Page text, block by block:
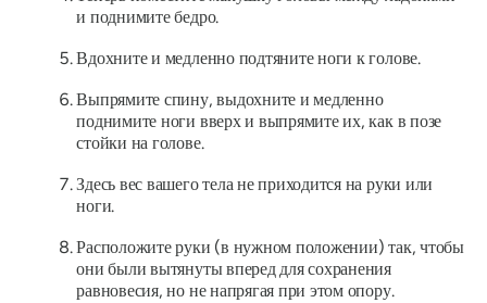
и поднимите бедро.
Вдохните и медленно подтяните ноги к голове.
Выпрямите спину, выдохните и медленно
поднимите ноги вверх и выпрямите их, как в позе
стойки на голове.
Здесь вес вашего тела не приходится на руки или
ноги.
Расположите руки (в нужном положении) так, чтобы
они были вытянуты вперед для сохранения
равновесия, но не напрягая при этом опору.